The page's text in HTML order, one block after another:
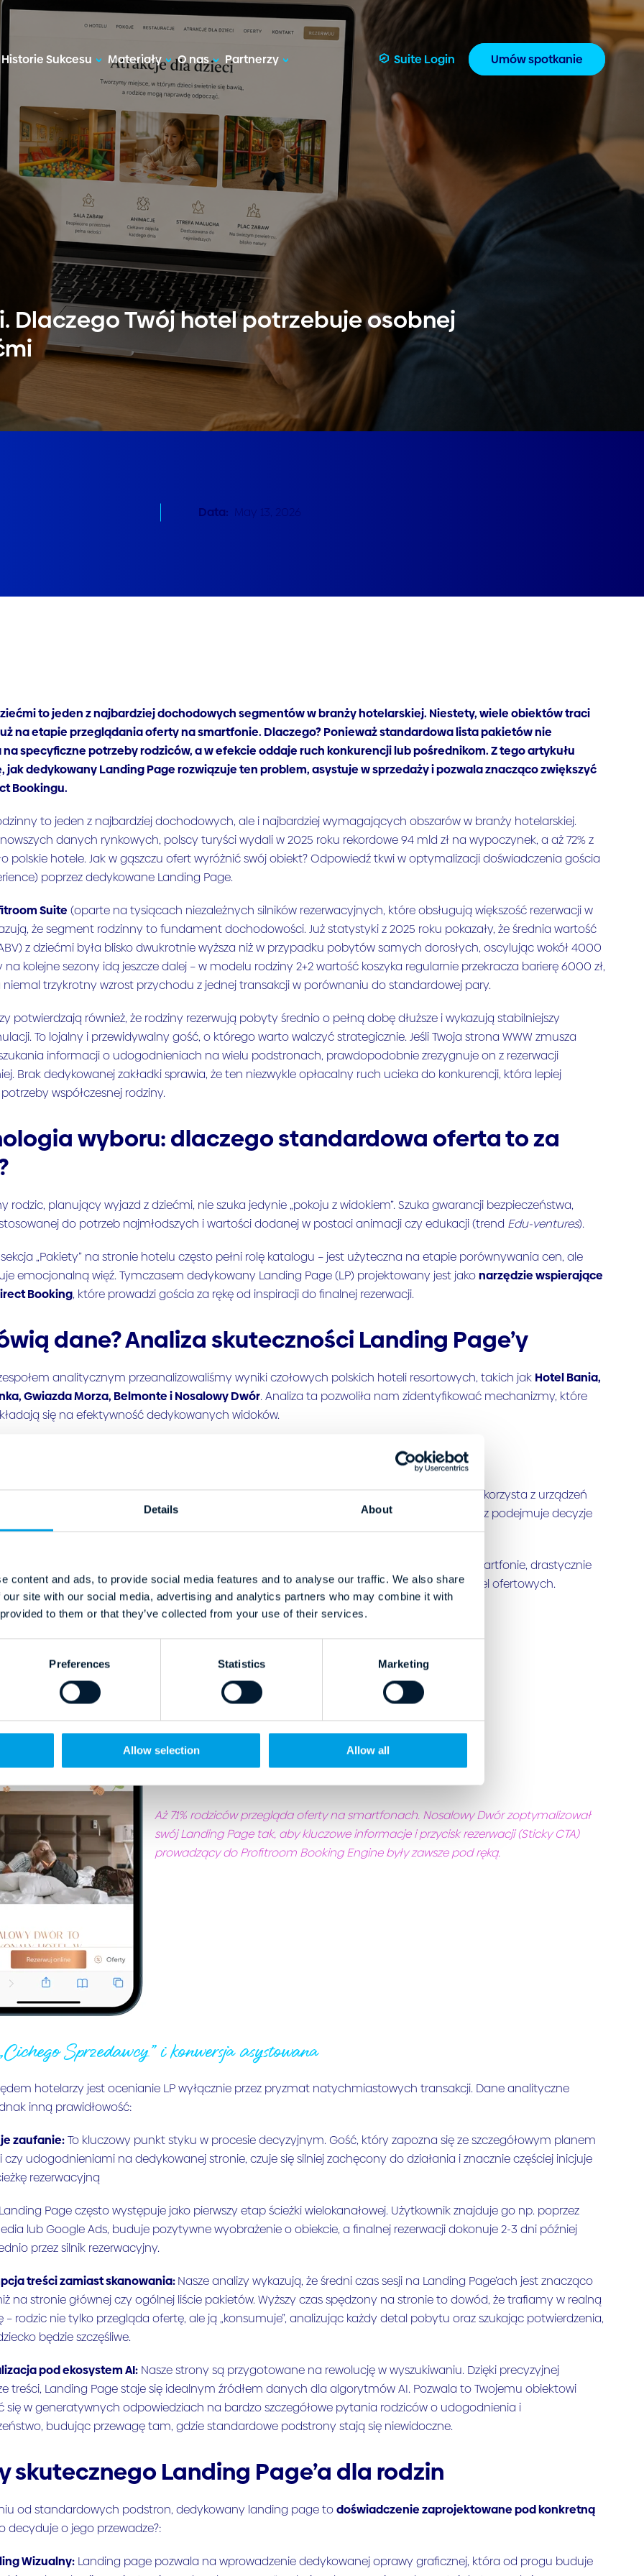
Details About
content and ads, to provide social media features and to analyse our traffic. We also share
site with our social media, advertising and analytics partners who may combine it with
to them or that they’ve collected from your use of their services.
Preferences Statistics Marketing
Allow selection Allow all
Historie Sukcesu Materiały O nas Partnerzy Suite Login Umów spotkanie
Dlaczego Twój hotel potrzebuje osobnej
Data: May 13, 2026
to jeden z najbardziej dochodowych segmentów w branży hotelarskiej. Niestety, wiele obiektów traci
na etapie przeglądania oferty na smartfonie. Dlaczego? Ponieważ standardowa lista pakietów nie
specyficzne potrzeby rodziców, a w efekcie oddaje ruch konkurencji lub pośrednikom. Z tego artykułu
jak dedykowany Landing Page rozwiązuje ten problem, asystuje w sprzedaży i pozwala znacząco zwiększyć
Bookingu.
to jeden z najbardziej dochodowych, ale i najbardziej wymagających obszarów w branży hotelarskiej.
danych rynkowych, polscy turyści wydali w 2025 roku rekordowe 94 mld zł na wypoczynek, a aż 72% z
polskie hotele. Jak w gąszczu ofert wyróżnić swój obiekt? Odpowiedź tkwi w optymalizacji doświadczenia gościa
poprzez dedykowane Landing Page.
Suite (oparte na tysiącach niezależnych silników rezerwacyjnych, które obsługują większość rezerwacji w
że segment rodzinny to fundament dochodowości. Już statystyki z 2025 roku pokazały, że średnia wartość
z dziećmi była blisko dwukrotnie wyższa niż w przypadku pobytów samych dorosłych, oscylując wokół 4000
na kolejne sezony idą jeszcze dalej – w modelu rodziny 2+2 wartość koszyka regularnie przekracza barierę 6000 zł,
trzykrotny wzrost przychodu z jednej transakcji w porównaniu do standardowej pary.
potwierdzają również, że rodziny rezerwują pobyty średnio o pełną dobę dłuższe i wykazują stabilniejszy
To lojalny i przewidywalny gość, o którego warto walczyć strategicznie. Jeśli Twoja strona WWW zmusza
informacji o udogodnieniach na wielu podstronach, prawdopodobnie zrezygnuje on z rezerwacji
Brak dedykowanej zakładki sprawia, że ten niezwykle opłacalny ruch ucieka do konkurencji, która lepiej
współczesnej rodziny.
wyboru: dlaczego standardowa oferta to za
rodzic, planujący wyjazd z dziećmi, nie szuka jedynie „pokoju z widokiem”. Szuka gwarancji bezpieczeństwa,
do potrzeb najmłodszych i wartości dodanej w postaci animacji czy edukacji (trend Edu-ventures).
„Pakiety” na stronie hotelu często pełni rolę katalogu – jest użyteczna na etapie porównywania cen, ale
emocjonalną więź. Tymczasem dedykowany Landing Page (LP) projektowany jest jakonarzędzie wspierające
Booking, które prowadzi gościa za rękę od inspiracji do finalnej rezerwacji.
dane? Analiza skuteczności Landing Page’y
analitycznym przeanalizowaliśmy wyniki czołowych polskich hoteli resortowych, takich jak Hotel Bania,
Gwiazda Morza, Belmonte i Nosalowy Dwór. Analiza ta pozwoliła nam zidentyfikować mechanizmy, które
się na efektywność dedykowanych widoków.
potwierdzają: średnio aż 71% użytkowników odwiedzających dedykowane Landing Pages korzysta z urządzeń
praktyce oznacza to, że niemal 3/4 Twoich potencjalnych gości poszukuje informacji oraz podejmuje decyzje
krótkich przerwach między codziennymi obowiązkami, trzymając telefon w dłoni.
Dedykowany Landing Page, zoptymalizowany pod kątem szybkości i przejrzystości na smartfonie, drastycznie
odrzuceń (Bounce Rate) w porównaniu do klasycznych, przeładowanych tabel ofertowych.
Aż 71% rodziców przegląda oferty na smartfonach. Nosalowy Dwór zoptymalizował
swój Landing Page tak, aby kluczowe informacje i przycisk rezerwacji (Sticky CTA)
prowadzący do Profitroom Booking Engine były zawsze pod ręką.
Sprzedawcy” i konwersja asystowana
hotelarzy jest ocenianie LP wyłącznie przez pryzmat natychmiastowych transakcji. Dane analityczne
inną prawidłowość:
zaufanie:To kluczowy punkt styku w procesie decyzyjnym. Gość, który zapozna się ze szczegółowym planem
udogodnieniami na dedykowanej stronie, czuje się silniej zachęcony do działania i znacznie częściej inicjuje
rezerwacyjną
Page często występuje jako pierwszy etap ścieżki wielokanałowej. Użytkownik znajduje go np. poprzez
lub Google Ads, buduje pozytywne wyobrażenie o obiekcie, a finalnej rezerwacji dokonuje 2-3 dni później
przez silnik rezerwacyjny.
treści zamiast skanowania:Nasze analizy wykazują, że średni czas sesji na Landing Page’ach jest znacząco
na stronie głównej czy ogólnej liście pakietów. Wyższy czas spędzony na stronie to dowód, że trafiamy w realną
– rodzic nie tylko przegląda ofertę, ale ją „konsumuje”, analizując każdy detal pobytu oraz szukając potwierdzenia,
będzie szczęśliwe.
pod ekosystem AI:Nasze strony są przygotowane na rewolucję w wyszukiwaniu. Dzięki precyzyjnej
treści, Landing Page staje się idealnym źródłem danych dla algorytmów AI. Pozwala to Twojemu obiektowi
się w generatywnych odpowiedziach na bardzo szczegółowe pytania rodziców o udogodnienia i
budując przewagę tam, gdzie standardowe podstrony stają się niewidoczne.
skutecznego Landing Page’a dla rodzin
od standardowych podstron, dedykowany landing page todoświadczenie zaprojektowane pod konkretną
decyduje o jego przewadze?:
Wizualny:Landing page pozwala na wprowadzenie dedykowanej oprawy graficznej, która od progu buduje